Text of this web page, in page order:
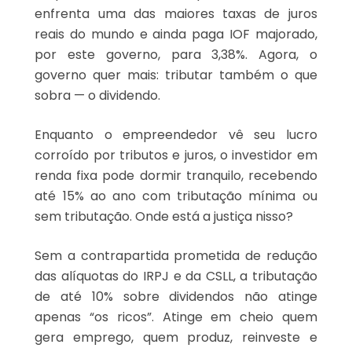
enfrenta uma das maiores taxas de juros
reais do mundo e ainda paga IOF majorado,
por este governo, para 3,38%. Agora, o
governo quer mais: tributar também o que
sobra — o dividendo.
Enquanto o empreendedor vê seu lucro
corroído por tributos e juros, o investidor em
renda fixa pode dormir tranquilo, recebendo
até 15% ao ano com tributação mínima ou
sem tributação. Onde está a justiça nisso?
Sem a contrapartida prometida de redução
das alíquotas do IRPJ e da CSLL, a tributação
de até 10% sobre dividendos não atinge
apenas “os ricos”. Atinge em cheio quem
gera emprego, quem produz, reinveste e